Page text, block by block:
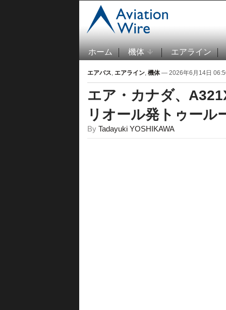
ホーム 機体 エアライン
エアバス, エアライン, 機体— 2026年6月14日
エア・カナダ、
リオール発トゥール
By Tadayuki YOSHIKAWA